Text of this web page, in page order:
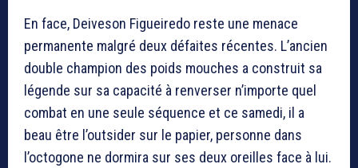
En face, Deiveson Figueiredo reste une menace
permanente malgré deux défaites récentes. L’ancien
double champion des poids mouches a construit sa
légende sur sa capacité à renverser n’importe quel
combat en une seule séquence et ce samedi, il a
beau être l’outsider sur le papier, personne dans
l’octogone ne dormira sur ses deux oreilles face à lui.